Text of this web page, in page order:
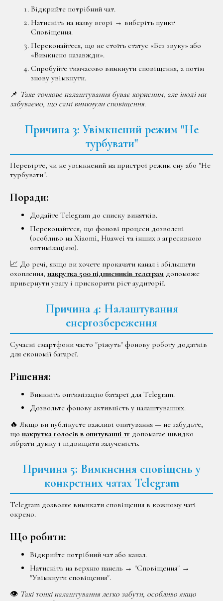
Відкрийте потрібний чат.
Натисніть на назву вгорі → виберіть пункт
Сповіщення.
Переконайтеся, що не стоїть статус «Без звуку» або
«Вимкнено назавжди».
Спробуйте тимчасово вимкнути сповіщення, а потім
знову увімкнути.
📌 Таке точкове налаштування буває корисним, але іноді ми
забуваємо, що самі вимкнули сповіщення.
Причина 3: Увімкнений режим "Не
турбувати"
Перевірте, чи не увімкнений на пристрої режим сну або "Не
турбувати".
Поради:
Додайте Telegram до списку винятків.
Переконайтеся, що фонові процеси дозволені
(особливо на Xiaomi, Huawei та інших з агресивною
оптимізацією).
📈 До речі, якщо ви хочете прокачати канал і збільшити
охоплення, накрутка 500 підписників телеграм допоможе
привернути увагу і прискорити ріст аудиторії.
Причина 4: Налаштування
енергозбереження
Сучасні смартфони часто "ріжуть" фонову роботу додатків
для економії батареї.
Рішення:
Вимкніть оптимізацію батареї для Telegram.
Дозвольте фонову активність у налаштуваннях.
🔥 Якщо ви публікуєте важливі опитування — не забудьте,
що накрутка голосів в опитуванні тг допомагає швидко
зібрати думку і підвищити залученість.
Причина 5: Вимкнення сповіщень у
конкретних чатах Telegram
Telegram дозволяє вимикати сповіщення в кожному чаті
окремо.
Що робити:
Відкрийте потрібний чат або канал.
Натисніть на верхню панель → "Сповіщення" →
"Увімкнути сповіщення".
👁 Такі тонкі налаштування легко забути, особливо якщо